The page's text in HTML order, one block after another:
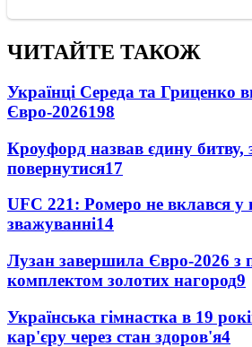
ЧИТАЙТЕ ТАКОЖ
Українці Середа та Гриценко
Євро-2026198
Кроуфорд назвав єдину битву,
повернутися17
UFC 221: Ромеро не вклався у
зважуванні14
Лузан завершила Євро-2026 з
комплектом золотих нагород9
Українська гімнастка в 19
кар'єру через стан здоров'я4